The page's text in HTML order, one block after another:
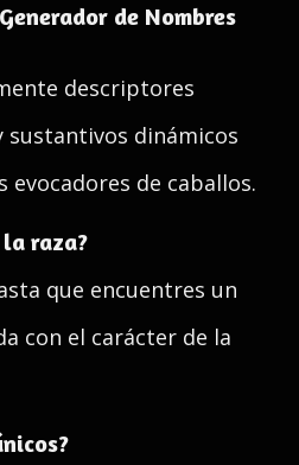
de Nombres
descriptores
sustantivos dinámicos
evocadores de caballos.
raza?
que encuentres un
con el carácter de la